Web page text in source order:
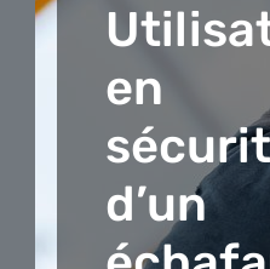
en
d’un